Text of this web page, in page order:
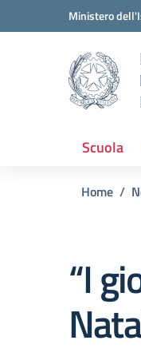
Vai ai contenuti
Vai al menu di navigazione
Ministero
Scuola
Home
“I